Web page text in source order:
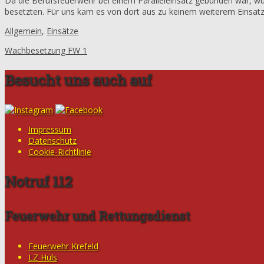
besetzten. Für uns kam es von dort aus zu keinem weiterem
Allgemein, Einsätze
Wachbesetzung FW 1
Besucht uns auch auf
Impressum
Datenschutz
Cookie-Richtlinie
Notruf 112
Feuerwehr und Rettungsdienst
Feuerwehr Krefeld
LZ Hüls